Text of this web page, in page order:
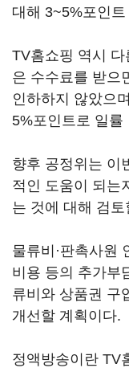
대해 3~5%포인
TV홈쇼핑 역시
은 수수료를 받으
인하하지 않았으
5%포인트로 일률
향후 공정위는 이
적인 도움이 되는
는 것에 대해 검
물류비·판촉사원
비용 등의 추가부
류비와 상품권 구
개선할 계획이다.
정액방송이란 TV